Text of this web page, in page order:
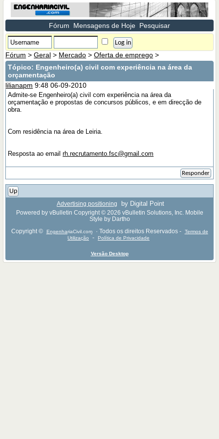
Fórum Mensagens de Hoje Pesquisar
Fórum >Geral > Mercado >Oferta de emprego >
Tópico: Engenheiro(a) civil com experiência na área da
orçamentação
lilianapm 9:48 06-09-2010
Admite-se Engenheiro(a) civil com experiência na área da
orçamentação e propostas de concursos públicos, e em direcção de
obra.
Com residência na área de Leiria.
Resposta ao emailrh.recrutamento.fsc@gmail.com
Responder
Up
Advertising positioning by Digital Point
Powered by vBulletin Copyright © 2026 vBulletin Solutions, Inc. Mobile
Style by Dartho
Copyright ©
EngenhariaCivil.com · Todos os direitos Reservados -
Termos de
Utilização
- Política de Privacidade
Versão Desktop